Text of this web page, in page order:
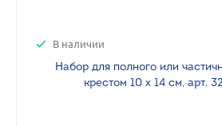
В наличии
Набор для полного или
крестом 10 х 14 см, арт.